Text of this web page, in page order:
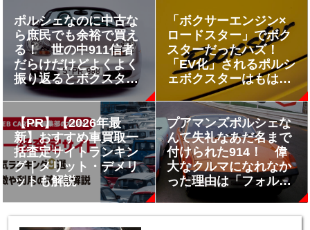
ポルシェなのに中古な
ら庶民でも余裕で買え
る！ 世の中911信者
だらけだけどよくよく
振り返るとボクスター
が凄かった!!
「ボクサーエンジン×
ロードスター」でボク
スターだったハズ！
「EV化」されるポルシ
ェボクスターはもはや
ボクスターじゃない説
【PR】【2026年最
新】おすすめ車買取一
括査定サイトランキン
グ｜メリット・デメリ
ットも解説
プアマンズポルシェな
んて失礼なあだ名まで
付けられた914！ 偉
大なクルマになれなか
った理由は「フォルク
スワーゲン」にあり!?